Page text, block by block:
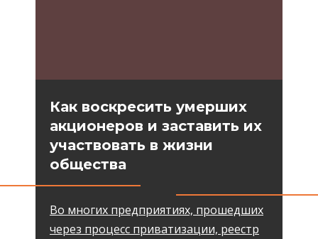
Как воскресить умерших
акционеров и заставить их
участвовать в жизни
общества
Во многих предприятиях, прошедших
через процесс приватизации, реестр